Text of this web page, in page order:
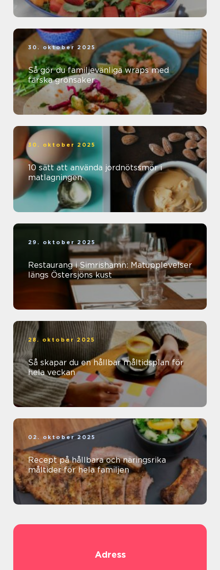
30. oktober 2025
Så gör du familjevänliga wraps med
färska grönsaker
30. oktober 2025
10 sätt att använda jordnötssmör i
matlagningen
29. oktober 2025
Restaurang i Simrishamn: Matupplevelser
längs Östersjöns kust
28. oktober 2025
Så skapar du en hållbar måltidsplan för
hela veckan
02. oktober 2025
Recept på hållbara och näringsrika
måltider för hela familjen
Adress